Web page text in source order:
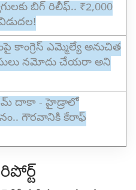
బిగ్ రిలీఫ్.. ₹2,000
కాంగ్రెస్ ఎమ్మెల్యే అనుచిత
నమోదు చేయరా అని
దాకా - హైడ్రాలో
గౌరవానికి కేరాఫ్